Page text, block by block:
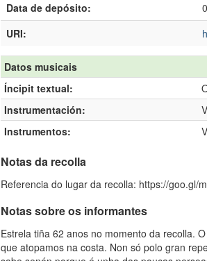
Data de depósito:
URI:
Datos musicais
Íncipit textual:
Instrumentación:
Instrumentos:
Notas da recolla
Referencia do lugar da recolla: https://goo.gl/
Notas sobre os informantes
Estrela tiña 62 anos no momento da recolla.
que atopamos na costa. Non só polo gran